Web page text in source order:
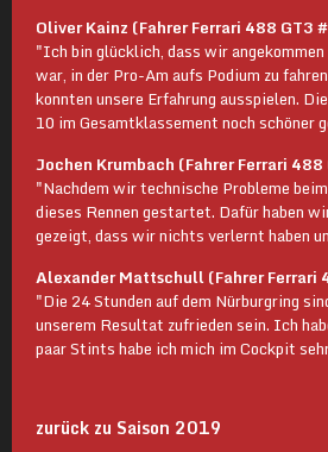
Oliver Kainz (Fahrer Ferrari 488 GT3
"Ich bin glücklich, dass wir
war, in der Pro-Am aufs Podium zu
konnten unsere Erfahrung ausspielen.
10 im Gesamtklassement noch
Jochen Krumbach (Fahrer Ferrari
"Nachdem wir technische Probleme
dieses Rennen gestartet. Dafür haben
gezeigt, dass wir nichts verlernt haben
Alexander Mattschull (Fahrer Ferrari
"Die 24 Stunden auf dem Nürburgring
unserem Resultat zufrieden sein. Ich
paar Stints habe ich mich im Cockpit
zurück zu Saison 2019